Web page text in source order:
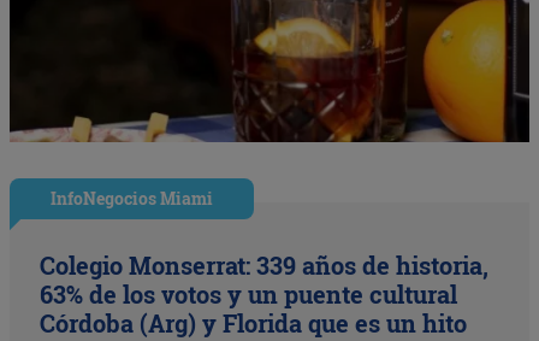
InfoNegocios Miami
Colegio Monserrat: 339 años de historia,
63% de los votos y un puente cultural
Córdoba (Arg) y Florida que es un hito